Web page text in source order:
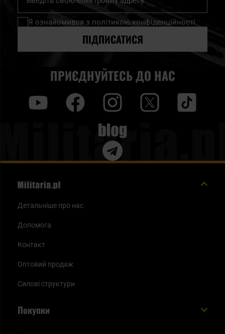
нашу
розсилку
Я ознайомився з політикою конфіденційності
ПІДПИСАТИСЯ
ПРИЄДНУЙТЕСЬ ДО НАС
Blog
Детальніше про нас
Допомога
Контакт
Оптовий продаж
Силові структури
Покупки